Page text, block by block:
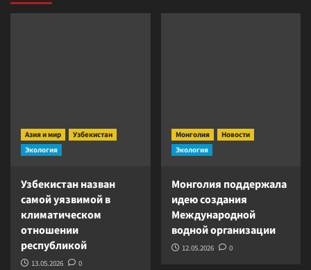
Азия и мир
Узбекистан
Экология
Узбекистан назван
самой уязвимой в
климатическом
отношении
республикой
13.05.2026 0
Монголия
Новости
Экология
Монголия поддержала
идею создания
Международной
водной организации
12.05.2026 0